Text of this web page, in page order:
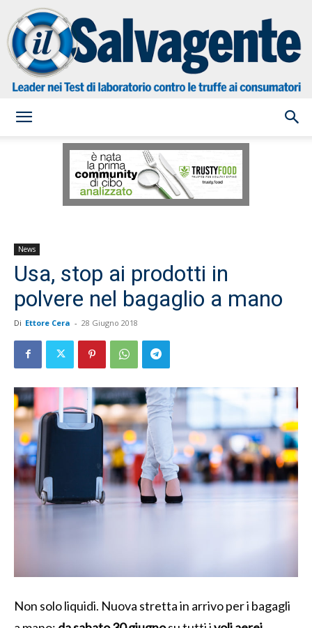
Salvagente
News
Usa, stop ai prodotti in
polvere nel bagaglio a mano
Di Ettore Cera - 28 Giugno 2018
Non solo liquidi. Nuova stretta in arrivo per i bagagli